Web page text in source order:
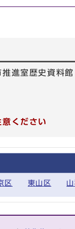
進室歴史資料館
ください
区 東山区